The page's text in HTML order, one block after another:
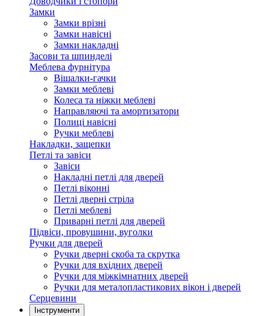
Замки
Замки врізні
Замки навісні
Замки накладні
Засови та шпинделі
Меблева фурнітура
Вішалки-гачки
Замки меблеві
Колеса та ніжки меблеві
Направляючі та амортизатори
Полиці навісні
Ручки меблеві
Накладки, защепки
Петлі та завіси
Завіси
Накладні петлі для дверей
Петлі віконні
Петлі дверні стріла
Петлі меблеві
Приварні петлі для дверей
Підвіси, провушини, вуголки
Ручки для дверей
Ручки дверні скоба та скрутка
Ручки для вхідних дверей
Ручки для міжкімнатних дверей
Ручки для металопластикових вікон і дверей
Серцевини
Інструменти